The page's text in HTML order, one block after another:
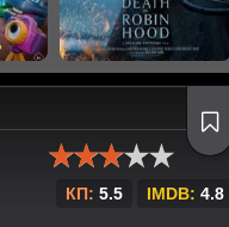
КП: 5.5 IMDB: 4.8